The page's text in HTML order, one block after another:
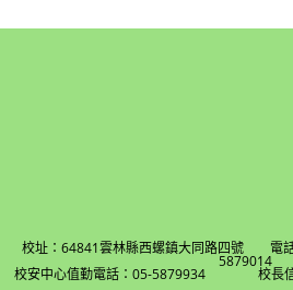
校址：64841雲林縣西螺鎮大同路四號
5879014
校安中心值勤電話：05-5879934 校長信